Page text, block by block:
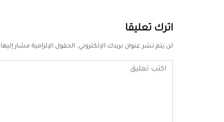
اترك تعليقا
لن يتم نشر عنوان بريدك الإلكتروني. الحقول الإلزامية مشار إليها